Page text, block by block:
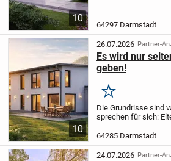
10
harmonische
64297 Darmstadt
10
26.07.2026 Partner-
Es wird nur
geben!
Merken
Die Grundrisse sind
sprechen für sich:
Wanne, Elternbad mit
Waschen und
wo die Wäsche
64285 Darmstadt
24.07.2026 Partner-